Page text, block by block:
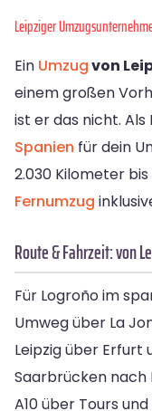
Leipziger
Ein Umzugvon
einem großen
ist er das nicht.
Spanien für dein
2.030 Kilometer
Fernumzug
Route & Fahrzeit: von
Für Logroño im
Umweg über La
Leipzig über
Saarbrücken nach
A10 über Tours